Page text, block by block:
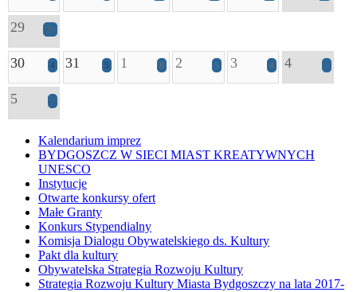
29 29
30 4 31 5 1 8 2 5 3 4 4 3
5 2
Kalendarium imprez
BYDGOSZCZ W SIECI MIAST KREATYWNYCH
UNESCO
Instytucje
Otwarte konkursy ofert
Małe Granty
Konkurs Stypendialny
Komisja Dialogu Obywatelskiego ds. Kultury
Pakt dla kultury
Obywatelska Strategia Rozwoju Kultury
Strategia Rozwoju Kultury Miasta Bydgoszczy na lata 2017-